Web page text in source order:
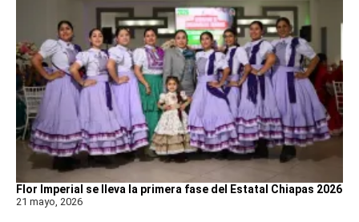
Flor Imperial se lleva la primera fase del Estatal Chiapas 2026
21 mayo, 2026